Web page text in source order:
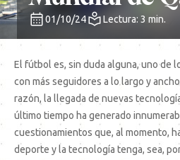
01/10/24 Lectura: 3 min.
El fútbol es, sin duda alguna, uno de
con más seguidores a lo largo y
razón, la llegada de nuevas
último tiempo ha generado
cuestionamientos que, al momento,
deporte y la tecnología tenga, sea,